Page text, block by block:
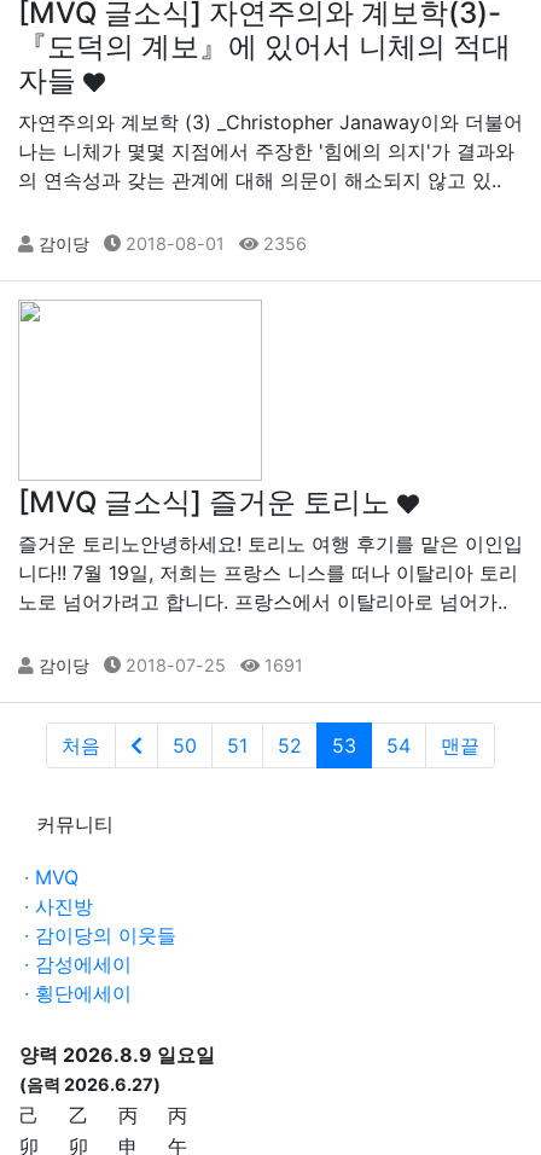
[MVQ 글소식] 자연주의와 계보학(3)-
『도덕의 계보』에 있어서 니체의 적대
자들
자연주의와 계보학 (3) _Christopher Janaway​ 이와 더불어
나는 니체가 몇몇 지점에서 주장한 '힘에의 의지'가 결과와
의 연속성과 갖는 관계에 대해 의문이 해소되지 않고 있..
감이당 2018-08-01 2356
[MVQ 글소식] 즐거운 토리노
즐거운 토리노 ​안녕하세요! 토리노 여행 후기를 맡은 이인입
니다!! 7월 19일, 저희는 프랑스 니스를 떠나 이탈리아 토리
노로 넘어가려고 합니다. 프랑스에서 이탈리아로 넘어가..
감이당 2018-07-25 1691
처음 50 51 52 53 54 맨끝
커뮤니티
· MVQ
· 사진방
· 감이당의 이웃들
· 감성에세이
· 횡단에세이
양력 2026.8.9 일요일
(음력 2026.6.27)
己 乙 丙
丙
卯
卯 申 午